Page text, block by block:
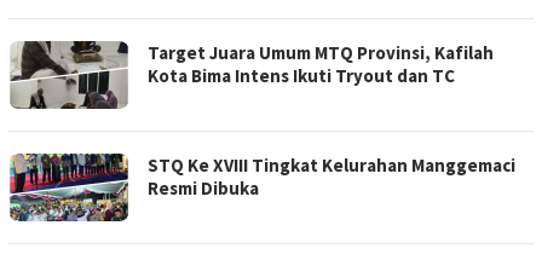
Target Juara Umum MTQ Provinsi, Kafilah
Kota Bima Intens Ikuti Tryout dan TC
STQ Ke XVIII Tingkat Kelurahan Manggemaci
Resmi Dibuka